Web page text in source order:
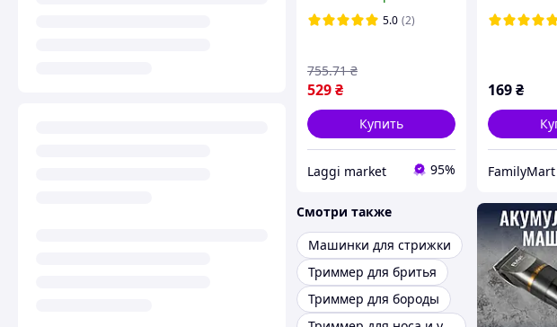
Беспроводной
машинка для
5.0 (2)
529₴
755.71 ₴
Купить
Laggi market 95%
169₴
FamilyMart
Смотри также
Машинки для стрижки
Триммер для бритья
Триммер для бороды